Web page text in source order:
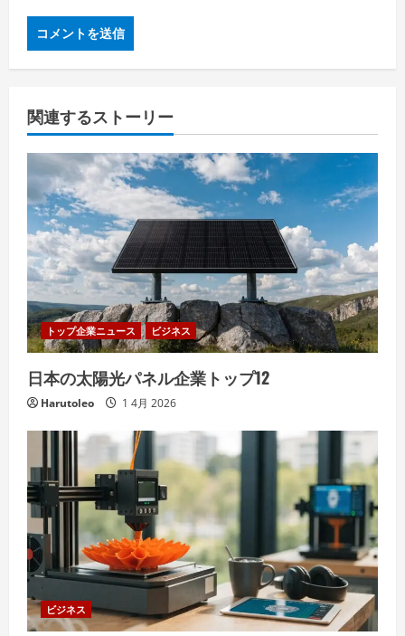
関連するストーリー
トップ企業ニュース ビジネス
日本の太陽光パネル企業トップ12
Harutoleo 1 4月 2026
ビジネス